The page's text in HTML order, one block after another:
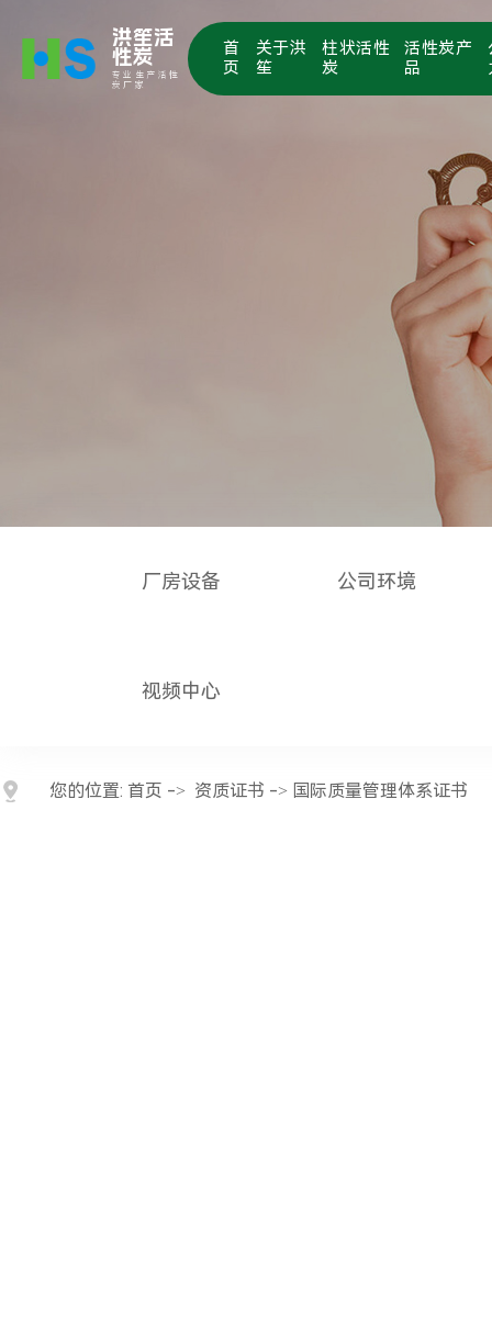
洪笙活
性炭
专业生产活性
炭厂家
首
页
关于洪
笙
柱状活性
炭
活性炭产
品
厂房设备 公司环境
视频中心
您的位置: 首页 -> 资质证书 -> 国际质量管理体系证书